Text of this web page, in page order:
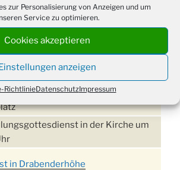
zur Personalisierung von Anzeigen und um
Service zu optimieren.
Cookies akzeptieren
anzeigen
RichtlinieDatenschutzImpressum
der Ev. Jugend in Berlin für
13 Jahren
Doppel - Turnier des TC77 am
in der Kirche um
in Drabenderhöhe